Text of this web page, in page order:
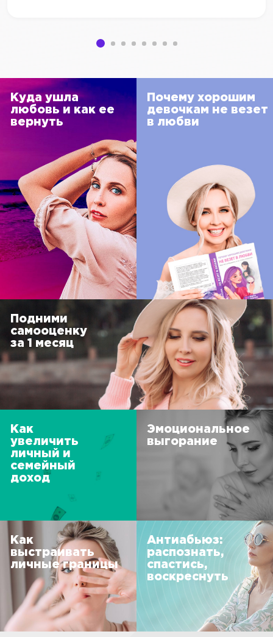
Куда ушла
любовь и как ее
вернуть
Подними
самооценку
за 1 месяц
Как
увеличить
личный и
семейный
доход
Эмоциональное
выгорание
Почему хорошим
девочкам не везет
в любви
Как
выстраивать
личные границы
Антиабьюз:
распознать,
спастись,
воскреснуть